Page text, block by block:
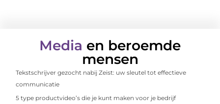
Media en beroemde
mensen
Tekstschrijver gezocht nabij Zeist: uw sleutel tot effectieve
communicatie
5 type productvideo’s die je kunt maken voor je bedrijf